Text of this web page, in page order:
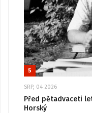
5
SRP, 04 2026
Před pětadvaceti
Horský